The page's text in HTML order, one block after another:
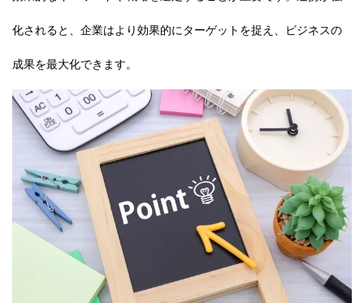
化されると、企業はより効果的にターゲットを捉え、ビジネスの
成果を最大化できます。